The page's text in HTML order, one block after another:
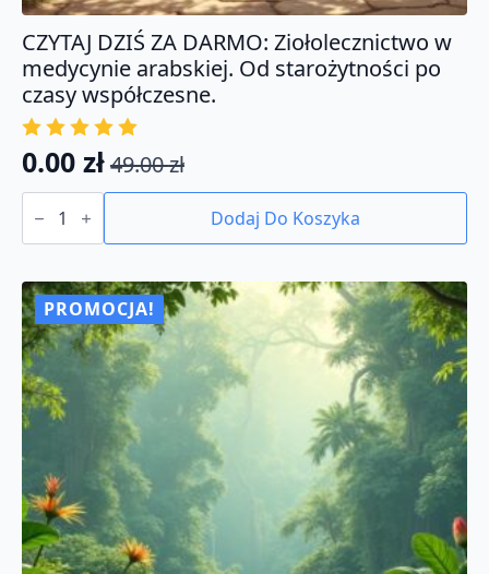
CZYTAJ DZIŚ ZA DARMO: Ziołolecznictwo w
medycynie arabskiej. Od starożytności po
czasy współczesne.
49.00zł
Pierwotna
cena
wynosiła:
49.00 zł.
0.00 zł
Aktualna
cena
wynosi:
0.00 zł.
ilość
CZYTAJ
ZA
Ziołolecznictwo
w
medycynie
arabskiej.
Od
starożytności
po
czasy
współczesne.
Dodaj Do Koszyka
PROMOCJA!